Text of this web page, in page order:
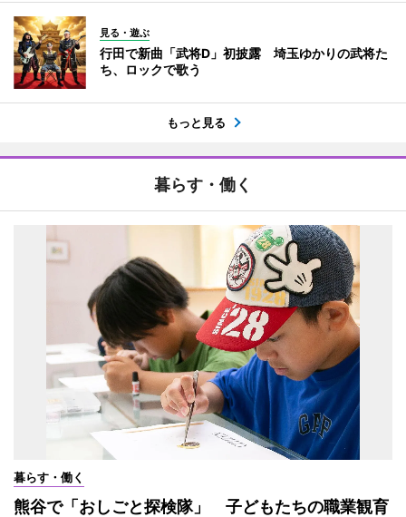
見る・遊ぶ
行田で新曲「武将D」初披露 埼玉ゆかりの武将た
ち、ロックで歌う
もっと見る
暮らす・働く
暮らす・働く
熊谷で「おしごと探検隊」 子どもたちの職業観育